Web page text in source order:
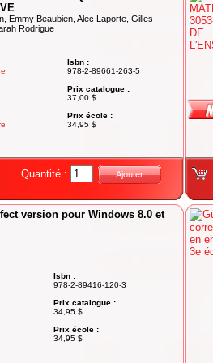
Emmy Beaubien, Alec Laporte, Gilles
Rodrigue
Isbn :
978-2-89661-263-5
Prix catalogue :
37,00 $
Prix école :
34,95 $
Quantité : Ajouter
version pour Windows 8.0 et
Isbn :
978-2-89416-120-3
Prix catalogue :
34,95 $
Prix école :
34,95 $